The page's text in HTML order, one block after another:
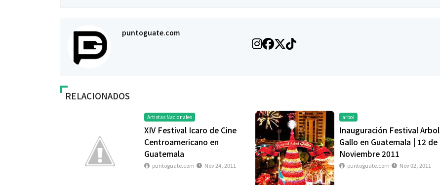
puntoguate.com
RELACIONADOS
Artistas Nacionales
XIV Festival Icaro de Cine
Centroamericano en
Guatemala
puntoguate.com Nov 24, 2011
arbol
Inauguración Festival Arbol
Gallo en Guatemala | 12 de
Noviembre 2011
puntoguate.com Nov 02, 2011